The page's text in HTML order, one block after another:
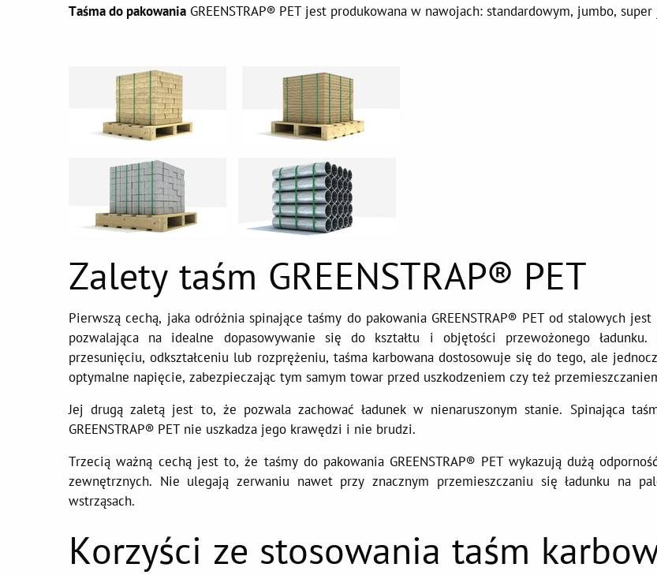
Taśma do pakowania GREENSTRAP® PET jest produkowana w nawojach: standardowym, jumbo,
Zalety taśm GREENSTRAP® PET
Pierwszą cechą, jaka odróżnia spinające taśmy do pakowania GREENSTRAP® PET od stalowych
pozwalająca na idealne dopasowywanie się do kształtu i objętości przewożonego
przesunięciu, odkształceniu lub rozprężeniu, taśma karbowana dostosowuje się do tego, ale
optymalne napięcie, zabezpieczając tym samym towar przed uszkodzeniem czy też
Jej drugą zaletą jest to, że pozwala zachować ładunek w nienaruszonym stanie. Spinająca
GREENSTRAP® PET nie uszkadza jego krawędzi i nie brudzi.
Trzecią ważną cechą jest to, że taśmy do pakowania GREENSTRAP® PET wykazują dużą
zewnętrznych. Nie ulegają zerwaniu nawet przy znacznym przemieszczaniu się ładunku na
wstrząsach.
Korzyści ze stosowania taśm